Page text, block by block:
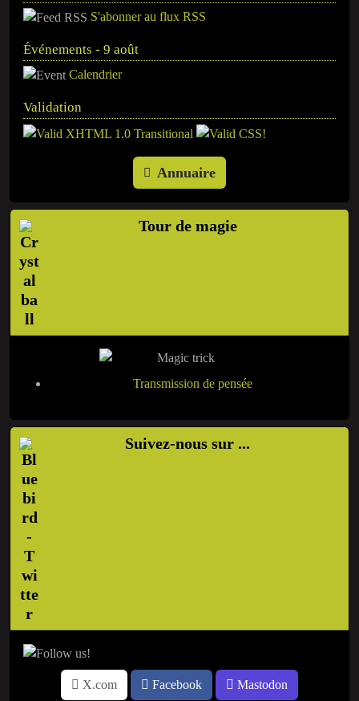
S'abonner au flux RSS
Événements - 9 août
Calendrier
Validation
Annuaire
Tour de magie
Transmission de pensée
Suivez-nous sur ...
X.com Facebook Mastodon